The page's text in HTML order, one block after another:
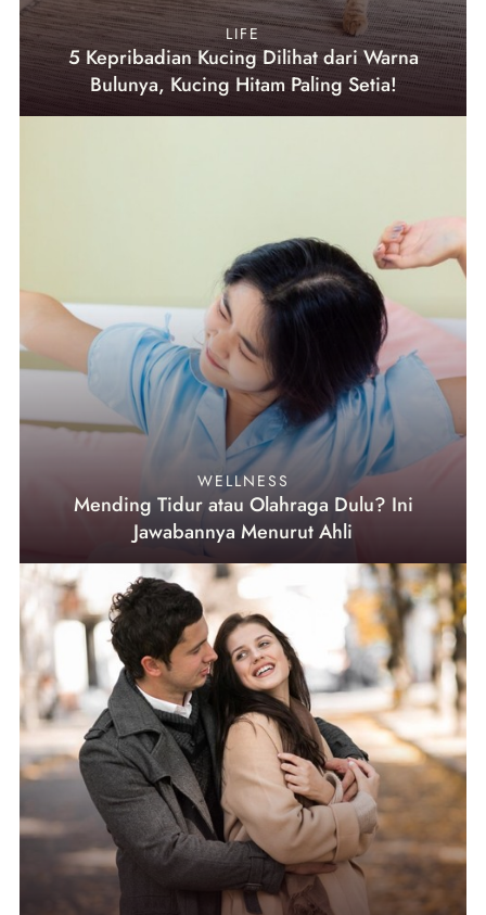
LIFE
5 Kepribadian Kucing Dilihat dari Warna
Bulunya, Kucing Hitam Paling Setia!
WELLNESS
Mending Tidur atau Olahraga Dulu? Ini
Jawabannya Menurut Ahli